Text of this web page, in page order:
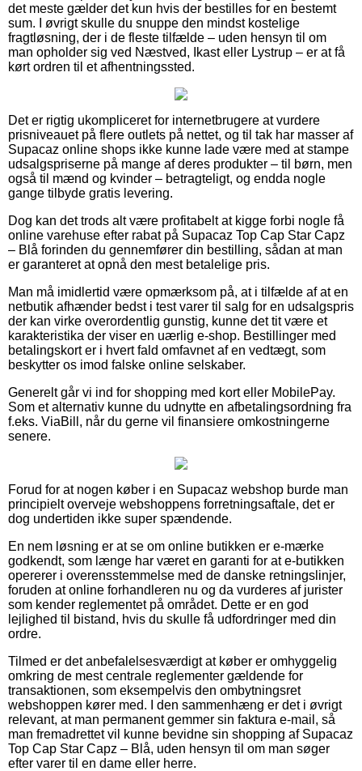
det meste gælder det kun hvis der bestilles for en bestemt
sum. I øvrigt skulle du snuppe den mindst kostelige
fragtløsning, der i de fleste tilfælde – uden hensyn til om
man opholder sig ved Næstved, Ikast eller Lystrup – er at få
kørt ordren til et afhentningssted.
Det er rigtig ukompliceret for internetbrugere at vurdere
prisniveauet på flere outlets på nettet, og til tak har masser af
Supacaz online shops ikke kunne lade være med at stampe
udsalgspriserne på mange af deres produkter – til børn, men
også til mænd og kvinder – betragteligt, og endda nogle
gange tilbyde gratis levering.
Dog kan det trods alt være profitabelt at kigge forbi nogle få
online varehuse efter rabat på Supacaz Top Cap Star Capz
– Blå forinden du gennemfører din bestilling, sådan at man
er garanteret at opnå den mest betalelige pris.
Man må imidlertid være opmærksom på, at i tilfælde af at en
netbutik afhænder bedst i test varer til salg for en udsalgspris
der kan virke overordentlig gunstig, kunne det tit være et
karakteristika der viser en uærlig e-shop. Bestillinger med
betalingskort er i hvert fald omfavnet af en vedtægt, som
beskytter os imod falske online selskaber.
Generelt går vi ind for shopping med kort eller MobilePay.
Som et alternativ kunne du udnytte en afbetalingsordning fra
f.eks. ViaBill, når du gerne vil finansiere omkostningerne
senere.
Forud for at nogen køber i en Supacaz webshop burde man
principielt overveje webshoppens forretningsaftale, det er
dog undertiden ikke super spændende.
En nem løsning er at se om online butikken er e-mærke
godkendt, som længe har været en garanti for at e-butikken
opererer i overensstemmelse med de danske retningslinjer,
foruden at online forhandleren nu og da vurderes af jurister
som kender reglementet på området. Dette er en god
lejlighed til bistand, hvis du skulle få udfordringer med din
ordre.
Tilmed er det anbefalelsesværdigt at køber er omhyggelig
omkring de mest centrale reglementer gældende for
transaktionen, som eksempelvis den ombytningsret
webshoppen kører med. I den sammenhæng er det i øvrigt
relevant, at man permanent gemmer sin faktura e-mail, så
man fremadrettet vil kunne bevidne sin shopping af Supacaz
Top Cap Star Capz – Blå, uden hensyn til om man søger
efter varer til en dame eller herre.